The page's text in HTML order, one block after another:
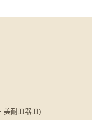
美耐皿器皿)